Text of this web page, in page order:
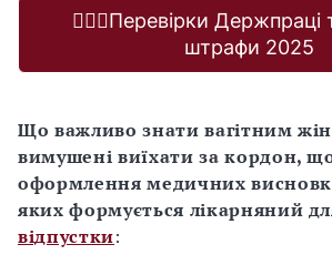
🕵🏻‍♂️Перевірки Держпраці
штрафи 2025
Що важливо знати вагітним
вимушені виїхати за кордон,
оформлення медичних
яких формується лікарняний
відпустки: